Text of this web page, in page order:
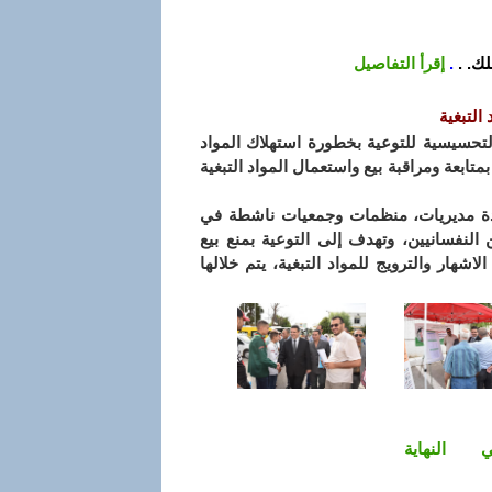
.
. إقرأ التفاصيل
للتوعية بخطورة استهلاك المواد
ومراقبة بيع واستعمال المواد التبغية
لمدة 18 يوم، بمشاركة عدة مديريات، منظمات وجمعيات ناشطة في
وتهدف إلى التوعية بمنع بيع
والترويج للمواد التبغية، يتم خلالها
النهاية